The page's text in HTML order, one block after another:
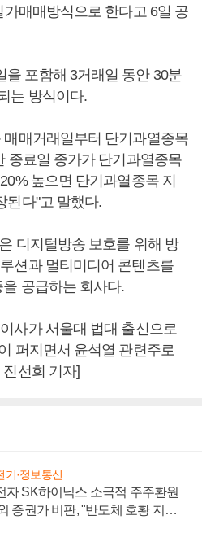
매매방식으로 한다고 6일 공
을 포함해 3거래일 동안 30분
는 방식이다.
매거래일부터 단기과열종목
종료일 종가가 단기과열종목
높으면 단기과열종목 지
된다"고 말했다.
디지털방송 보호를 위해 방
션과 멀티미디어 콘텐츠를
공급하는 회사다.
사가 서울대 법대 출신으로
퍼지면서 윤석열 관련주로
선희 기자]
기·정보통신
자 SK하이닉스 소극적 주주환원
증권가 비판, "반도체 호황 지속